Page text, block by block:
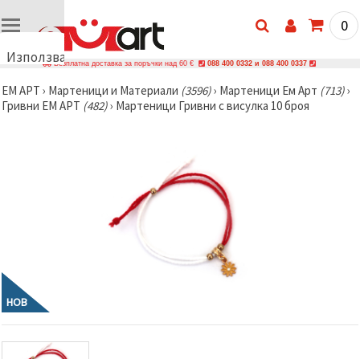
Използваме
🍪
Използваме
съгласие,
да
анализираме
трафика и
да
показваме
0
Безплатна доставка за поръчки над 60 € 088 400 0332 и 088 400 0337
ЕМ АРТ › Мартеници и Материали (3596)› Мартеници Ем Арт (713)›
Гривни ЕМ АРТ (482)› Мартеници Гривни с висулка 10 броя
НОВ